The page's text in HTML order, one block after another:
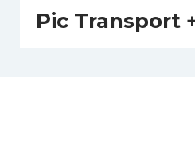
Pic Transport